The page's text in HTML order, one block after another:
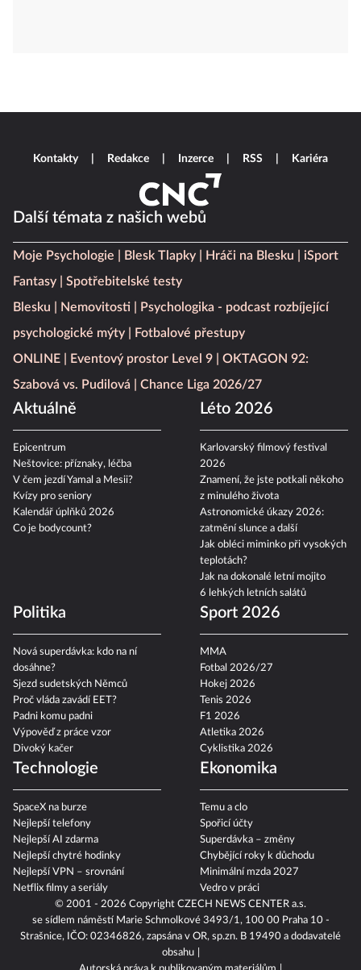
Další témata z našich webů
Moje Psychologie Blesk Tlapky Hráči na Blesku
iSport
Fantasy
Spotřebitelské testy
Blesku
Nemovitosti
Psychologika - podcast rozbíjející
psychologické mýty
Fotbalové přestupy
ONLINE
Eventový prostor Level 9
OKTAGON 92:
Szabová vs. Pudilová
Chance Liga 2026/27
Aktuálně
Epicentrum
Neštovice: příznaky, léčba
V čem jezdí Yamal a Mesii?
Kvízy pro seniory
Kalendář úplňků 2026
Co je bodycount?
Léto 2026
Karlovarský filmový festival
2026
Znamení, že jste potkali někoho
z minulého života
Astronomické úkazy 2026:
zatmění slunce a další
Jak obléci miminko při vysokých
teplotách?
Jak na dokonalé letní mojito
6 lehkých letních salátů
Politika
Nová superdávka: kdo na ní
dosáhne?
Sjezd sudetských Němců
Proč vláda zavádí EET?
Padni komu padni
Výpověď z práce vzor
Divoký kačer
Sport 2026
MMA
Fotbal 2026/27
Hokej 2026
Tenis 2026
F1 2026
Atletika 2026
Cyklistika 2026
Technologie
SpaceX na burze
Nejlepší telefony
Nejlepší AI zdarma
Nejlepší chytré hodinky
Nejlepší VPN – srovnání
Netflix filmy a seriály
Ekonomika
Temu a clo
Spořicí účty
Superdávka – změny
Chybějící roky k důchodu
Minimální mzda 2027
Vedro v práci
Kontakty Redakce Inzerce RSS Kariéra
© 2001 - 2026 Copyright CZECH NEWS CENTER a.s.
se sídlem náměstí Marie Schmolkové 3493/1, 100 00 Praha 10 -
Strašnice, IČO: 02346826, zapsána v OR, sp.zn. B 19490 a dodavatelé
obsahu